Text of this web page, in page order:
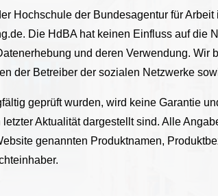
Hochschule der Bundesagentur für
Die HdBA hat keinen Einfluss auf
und deren Verwendung. Wir
der Betreiber der sozialen Netzwerke
geprüft wurden, wird keine Garantie
Aktualität dargestellt sind. Alle
genannten Produktnamen,